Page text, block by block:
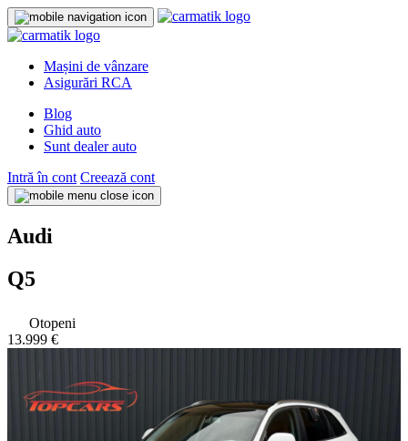
Mașini de vânzare
Asigurări RCA
Blog
Ghid auto
Sunt dealer auto
Intră în cont Creează cont
Audi
Q5
Otopeni
13.999 €